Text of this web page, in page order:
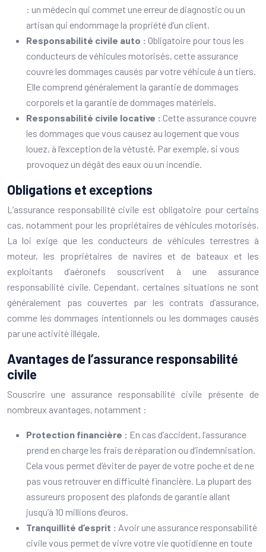
: un médecin qui commet une erreur de diagnostic ou un
artisan qui endommage la propriété d’un client.
Responsabilité civile auto : Obligatoire pour tous les
conducteurs de véhicules motorisés, cette assurance
couvre les dommages causés par votre véhicule à un tiers.
Elle comprend généralement la garantie de dommages
corporels et la garantie de dommages matériels.
Responsabilité civile locative : Cette assurance couvre
les dommages que vous causez au logement que vous
louez, à l’exception de la vétusté. Par exemple, si vous
provoquez un dégât des eaux ou un incendie.
Obligations et exceptions
L’assurance responsabilité civile est obligatoire pour certains
cas, notamment pour les propriétaires de véhicules motorisés.
La loi exige que les conducteurs de véhicules terrestres à
moteur, les propriétaires de navires et de bateaux et les
exploitants d’aéronefs souscrivent à une assurance
responsabilité civile. Cependant, certaines situations ne sont
généralement pas couvertes par les contrats d’assurance,
comme les dommages intentionnels ou les dommages causés
par une activité illégale.
Avantages de l’assurance responsabilité
civile
Souscrire une assurance responsabilité civile présente de
nombreux avantages, notamment :
Protection financière : En cas d’accident, l’assurance
prend en charge les frais de réparation ou d’indemnisation.
Cela vous permet d’éviter de payer de votre poche et de ne
pas vous retrouver en difficulté financière. La plupart des
assureurs proposent des plafonds de garantie allant
jusqu’à 10 millions d’euros.
Tranquillité d’esprit : Avoir une assurance responsabilité
civile vous permet de vivre votre vie quotidienne en toute